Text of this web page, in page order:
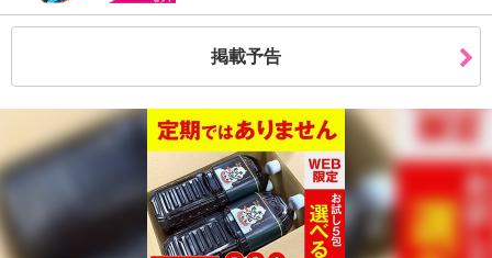
休業日
■その他共通および商品カテゴリー別注意事項（※必ずご確認くだ
さい）
こちらの情報は2026-07-09 14:13:35.0 での情報となります。
掲載予告